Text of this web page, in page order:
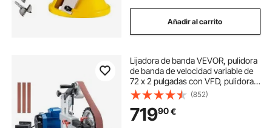
Añadir al carrito
Lijadora de banda VEVOR, pulidora
de banda de velocidad variable de
72 x 2 pulgadas con VFD, pulidora
de banda de 1500 W y 2 HP con 3
moldes de pulido y 3 bandas de
lijado para trabajar metales y
fabricar cuchillos
(852)
71990€